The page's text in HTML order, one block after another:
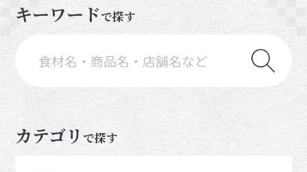
キーワードで探す
カテゴリ で探す